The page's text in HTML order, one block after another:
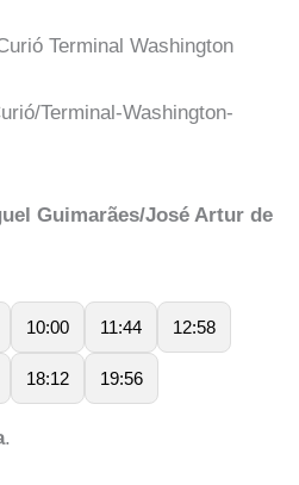
Terminal Washington
Terminal-Washington-
Guimarães/José Artur de
10:00 11:44 12:58
18:12 19:56
.